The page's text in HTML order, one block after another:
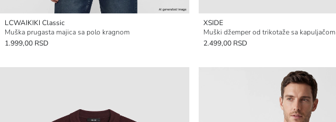
LCWAIKIKI Classic
Muška prugasta majica sa polo kragnom
1.999,00 RSD
XSIDE
Muški džemper od trikotaže sa kapuljačom
2.499,00 RSD